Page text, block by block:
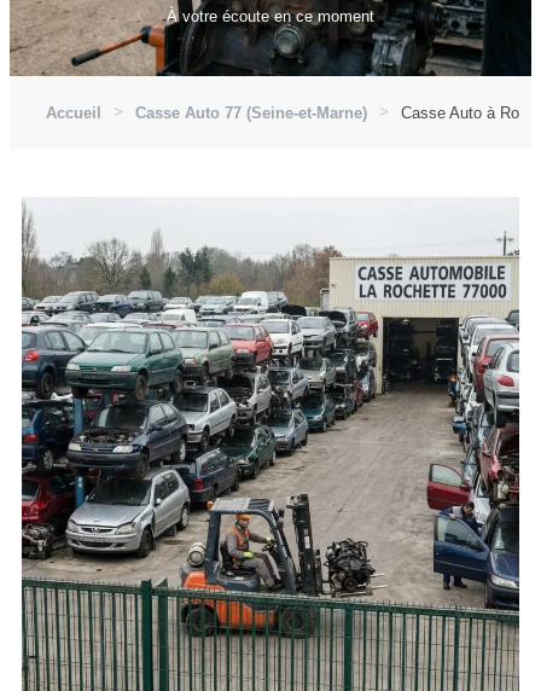
À votre écoute en ce moment
Accueil Casse Auto 77 (Seine-et-Marne) Casse Auto à